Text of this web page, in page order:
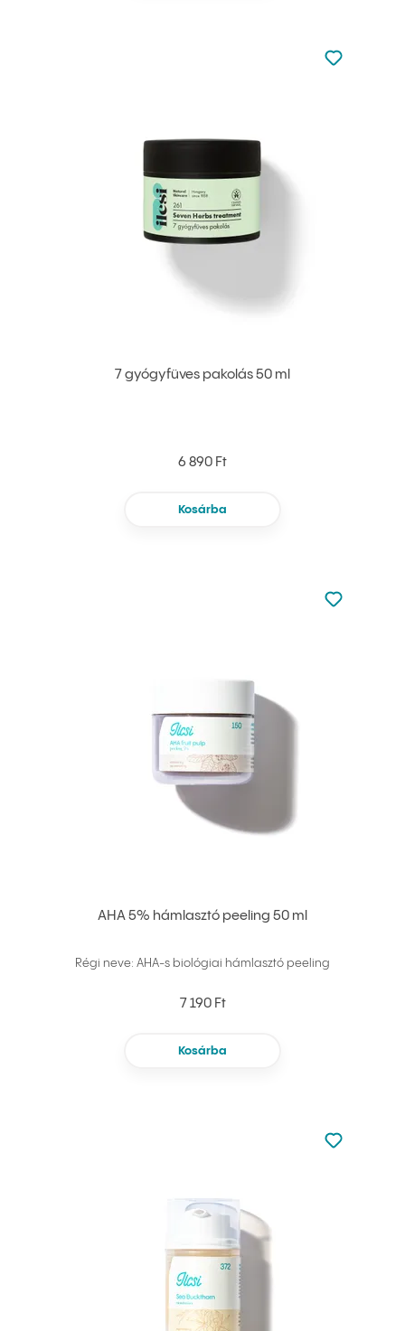
7 gyógyfüves pakolás 50 ml
6 890 Ft
Kosárba
Nincsen
Hozzáadás
AHA 5% hámlasztó peeling 50 ml
Régi neve: AHA-s biológiai hámlasztó peeling
7 190 Ft
Kosárba
Nincsen
Hozzáadás
Nincsen
Hozzáadás